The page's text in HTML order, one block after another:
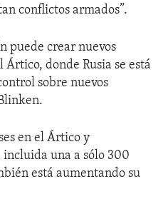
conflictos armados”.
puede crear nuevos
donde Rusia se está
sobre nuevos
en el Ártico y
una a sólo 300
está aumentando su